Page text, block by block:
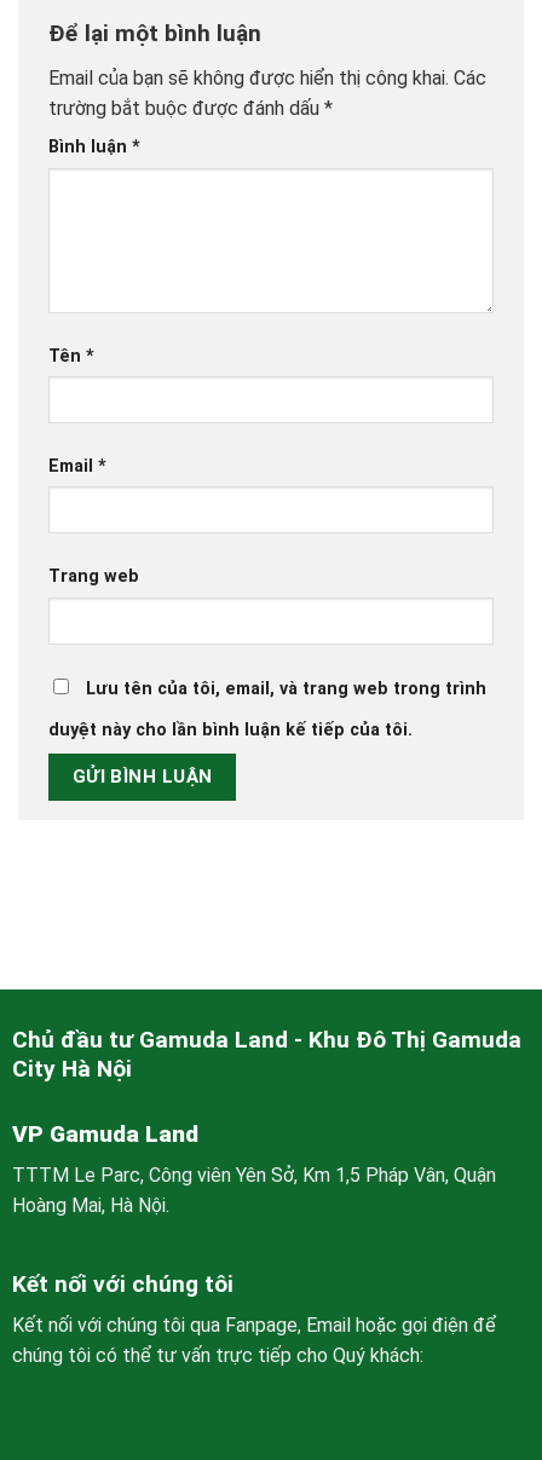
Để lại một bình luận
Email của bạn sẽ không được hiển thị công khai. Các
trường bắt buộc được đánh dấu *
Bình luận *
Tên *
Email *
Trang web
Lưu tên của tôi, email, và trang web trong trình
duyệt này cho lần bình luận kế tiếp của tôi.
Chủ đầu tư Gamuda Land - Khu Đô Thị Gamuda
City Hà Nội
VP Gamuda Land
TTTM Le Parc, Công viên Yên Sở, Km 1,5 Pháp Vân, Quận
Hoàng Mai, Hà Nội.
Kết nối với chúng tôi
Kết nối với chúng tôi qua Fanpage, Email hoặc gọi điện để
chúng tôi có thể tư vấn trực tiếp cho Quý khách: